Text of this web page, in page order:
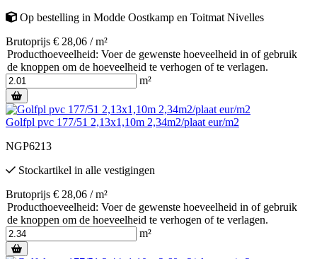
Op bestelling in Modde Oostkamp en Toitmat Nivelles
Brutoprijs € 28,06 / m²
Producthoeveelheid: Voer de gewenste hoeveelheid in of gebruik
de knoppen om de hoeveelheid te verhogen of te verlagen.
m²
Golfpl pvc 177/51 2,13x1,10m 2,34m2/plaat eur/m2
NGP6213
Stockartikel in alle vestigingen
Brutoprijs € 28,06 / m²
Producthoeveelheid: Voer de gewenste hoeveelheid in of gebruik
de knoppen om de hoeveelheid te verhogen of te verlagen.
m²